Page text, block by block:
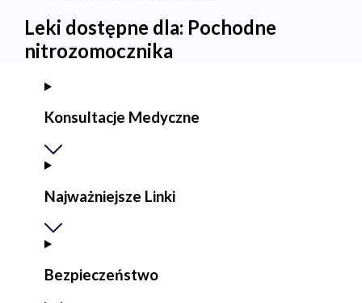
Leki dostępne dla: Pochodne
nitrozomocznika
Konsultacje Medyczne
Najważniejsze Linki
Bezpieczeństwo